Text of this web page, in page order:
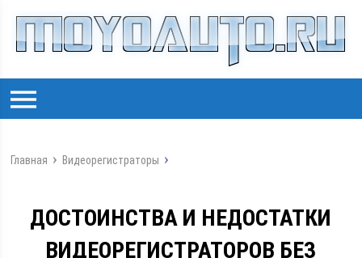
Главная Видеорегистраторы
ДОСТОИНСТВА И НЕДОСТАТКИ
ВИДЕОРЕГИСТРАТОРОВ БЕЗ